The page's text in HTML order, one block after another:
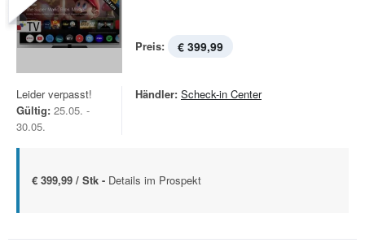
Preis: € 399,99
Leider verpasst!
Gültig: 25.05. -
30.05.
Händler: Scheck-in Center
€ 399,99 / Stk - Details im Prospekt